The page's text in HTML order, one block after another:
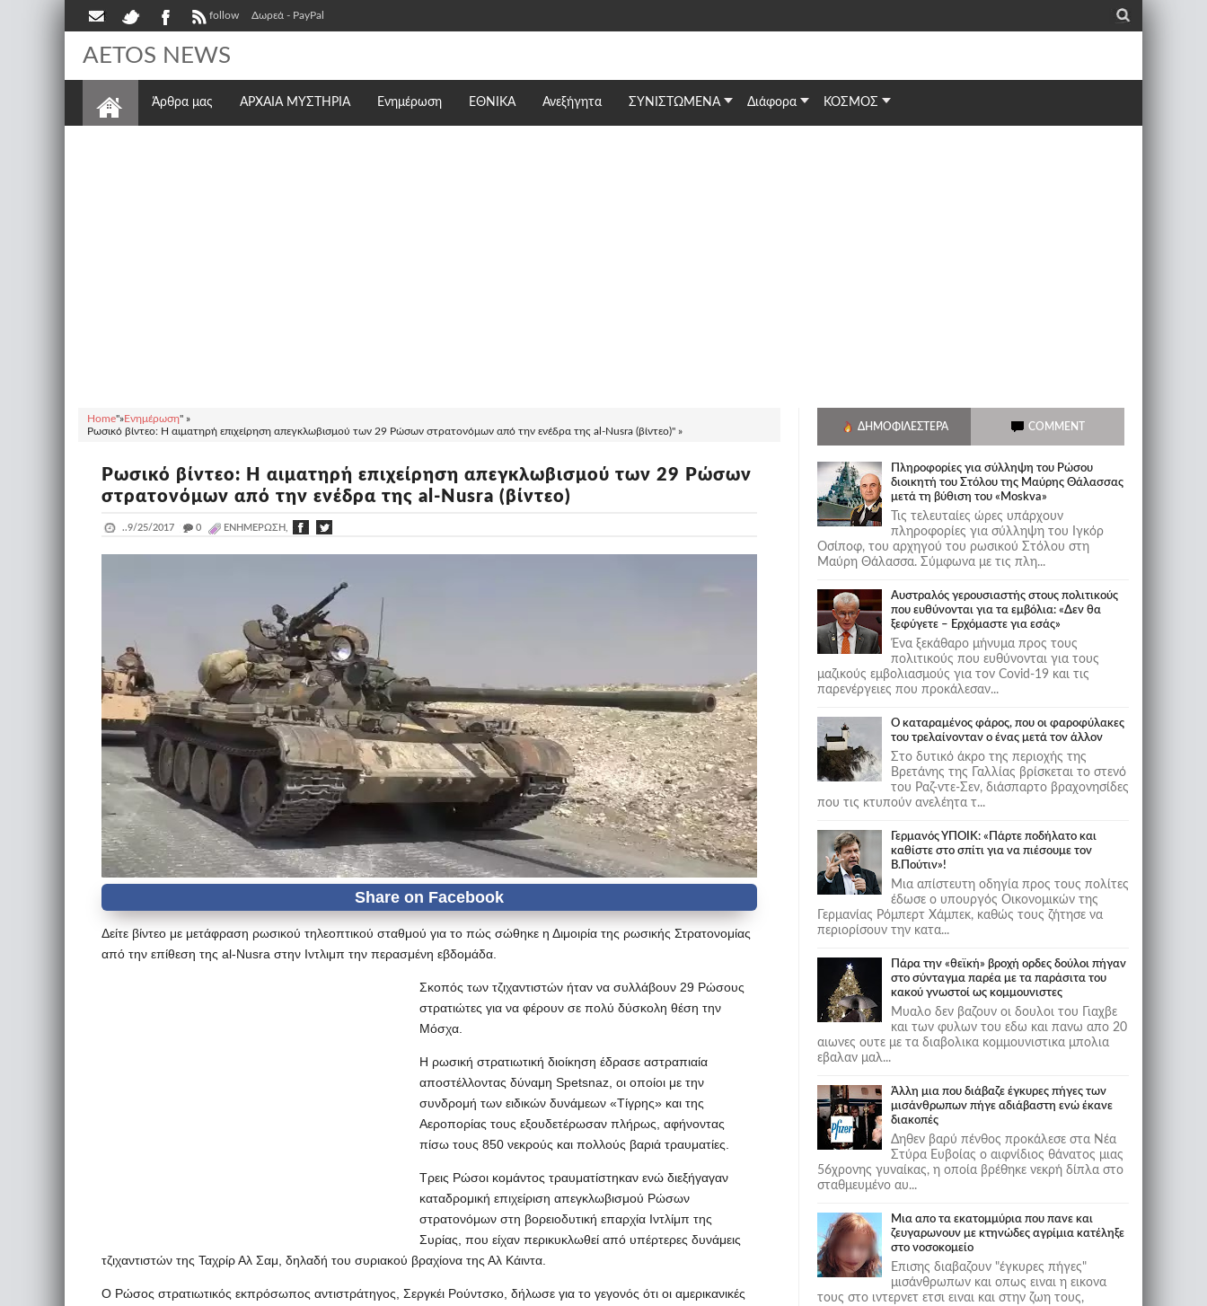
follow Δωρεά - PayPal _
AETOS NEWS
Άρθρα μας ΑΡΧΑΙΑ ΜΥΣΤΗΡΙΑ Ενημέρωση ΕΘΝΙΚΆ Ανεξήγητα ΣΥΝΙΣΤΩΜΕΝΑ Διάφορα ΚΟΣΜΟΣ
Home"»Ενημέρωση" »
Ρωσικό βίντεο: Η αιματηρή επιχείρηση απεγκλωβισμού των 29 Ρώσων στρατονόμων από την ενέδρα της al-Nusra (βίντεο)" »
Ρωσικό βίντεο: Η αιματηρή επιχείρηση απεγκλωβισμού των 29 Ρώσων
στρατονόμων από την ενέδρα της al-Nusra (βίντεο)
..9/25/2017 _ 0 ΕΝΗΜΈΡΩΣΗ,
Δείτε βίντεο με μετάφραση ρωσικού τηλεοπτικού σταθμού για το πώς σώθηκε η Διμοιρία της ρωσικής Στρατονομίας
από την επίθεση της al-Nusra στην Ιντλιμπ την περασμένη εβδομάδα.
Σκοπός των τζιχαντιστών ήταν να συλλάβουν 29 Ρώσους
στρατιώτες για να φέρουν σε πολύ δύσκολη θέση την
Μόσχα.
Η ρωσική στρατιωτική διοίκηση έδρασε αστραπιαία
αποστέλλοντας δύναμη Spetsnaz, οι οποίοι με την
συνδρομή των ειδικών δυνάμεων «Τίγρης» και της
Αεροπορίας τους εξουδετέρωσαν πλήρως, αφήνοντας
πίσω τους 850 νεκρούς και πολλούς βαριά τραυματίες.
Τρεις Ρώσοι κομάντος τραυματίστηκαν ενώ διεξήγαγαν
καταδρομική επιχείριση απεγκλωβισμού Ρώσων
στρατονόμων στη βορειοδυτική επαρχία Ιντλίμπ της
Συρίας, που είχαν περικυκλωθεί από υπέρτερες δυνάμεις
τζιχαντιστών της Ταχρίρ Αλ Σαμ, δηλαδή του συριακού βραχίονα της Αλ Κάιντα.
Ο Ρώσος στρατιωτικός εκπρόσωπος αντιστράτηγος, Σεργκέι Ρούντσκο, δήλωσε για το γεγονός ότι οι αμερικανικές
ΔΗΜΟΦΙΛΈΣΤΕΡΑ COMMENT
Πληροφορίες για σύλληψη του Ρώσου
διοικητή του Στόλου της Mαύρης Θάλασσας
μετά τη βύθιση του «Moskva»
Τις τελευταίες ώρες υπάρχουν
πληροφορίες για σύλληψη του Ιγκόρ
Οσίποφ, του αρχηγού του ρωσικού Στόλου στη
Μαύρη Θάλασσα. Σύμφωνα με τις πλη...
Αυστραλός γερουσιαστής στους πολιτικούς
που ευθύνονται για τα εμβόλια: «Δεν θα
ξεφύγετε – Ερχόμαστε για εσάς»
Ένα ξεκάθαρο μήνυμα προς τους
πολιτικούς που ευθύνονται για τους
μαζικούς εμβολιασμούς για τον Covid-19 και τις
παρενέργειες που προκάλεσαν...
Ο καταραμένος φάρος, που οι φαροφύλακες
του τρελαίνονταν ο ένας μετά τον άλλον
Στο δυτικό άκρο της περιοχής της
Βρετάνης της Γαλλίας βρίσκεται το στενό
του Ραζ-ντε-Σεν, διάσπαρτο βραχονησίδες
που τις κτυπούν ανελέητα τ...
Γερμανός ΥΠΟΙΚ: «Πάρτε ποδήλατο και
καθίστε στο σπίτι για να πιέσουμε τον
Β.Πούτιν»!
Μια απίστευτη οδηγία προς τους πολίτες
έδωσε ο υπουργός Οικονομικών της
Γερμανίας Ρόμπερτ Χάμπεκ, καθώς τους ζήτησε να
περιορίσουν την κατα...
Πάρα την «θεϊκή» βροχή ορδες δούλοι πήγαν
στο σύνταγμα παρέα με τα παράσιτα του
κακού γνωστοί ως κομμουνιστες
Μυαλο δεν βαζουν οι δουλοι του Γιαχβε
και των φυλων του εδω και πανω απο 20
αιωνες ουτε με τα διαβολικα κομμουνιστικα μπολια
εβαλαν μαλ...
Άλλη μια που διάβαζε έγκυρες πήγες των
μισάνθρωπων πήγε αδιάβαστη ενώ έκανε
διακοπές
Δηθεν βαρύ πένθος προκάλεσε στα Νέα
Στύρα Ευβοίας ο αιφνίδιος θάνατος μιας
56χρονης γυναίκας, η οποία βρέθηκε νεκρή δίπλα στο
σταθμευμένο αυ...
Μια απο τα εκατομμύρια που πανε και
ζευγαρωνουν με κτηνώδες αγρίμια κατέληξε
στο νοσοκομείο
Επισης διαβαζουν "έγκυρες πήγες"
μισάνθρωπων και οπως ειναι η εικονα
τους στο ιντερνετ ετσι ειναι και στην ζωη τους,